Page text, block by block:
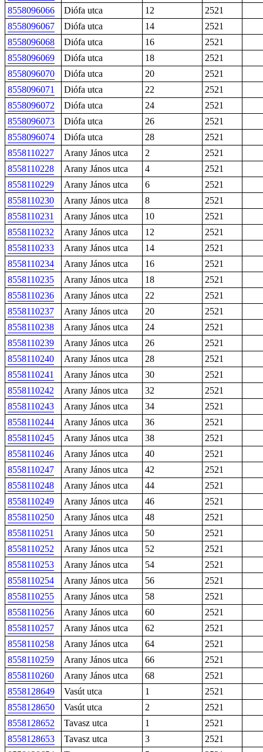
8558096066
Diófa utca 12
2521
8558096067
Diófa utca 14
2521
8558096068
Diófa utca 16
2521
8558096069
Diófa utca 18
2521
8558096070
Diófa utca 20
2521
8558096071
Diófa utca 22
2521
8558096072
Diófa utca 24
2521
8558096073
Diófa utca 26
2521
8558096074
Diófa utca 28
2521
8558110227
Arany János utca 2
2521
8558110228
Arany János utca 4
2521
8558110229
Arany János utca 6
2521
8558110230
Arany János utca 8
2521
8558110231
Arany János utca 10
2521
8558110232
Arany János utca 12
2521
8558110233
Arany János utca 14
2521
8558110234
Arany János utca 16
2521
8558110235
Arany János utca 18
2521
8558110236
Arany János utca 22
2521
8558110237
Arany János utca 20
2521
8558110238
Arany János utca 24
2521
8558110239
Arany János utca 26
2521
8558110240
Arany János utca 28
2521
8558110241
Arany János utca 30
2521
8558110242
Arany János utca 32
2521
8558110243
Arany János utca 34
2521
8558110244
Arany János utca 36
2521
8558110245
Arany János utca 38
2521
8558110246
Arany János utca 40
2521
8558110247
Arany János utca 42
2521
8558110248
Arany János utca 44
2521
8558110249
Arany János utca 46
2521
8558110250
Arany János utca 48
2521
8558110251
Arany János utca 50
2521
8558110252
Arany János utca 52
2521
8558110253
Arany János utca 54
2521
8558110254
Arany János utca 56
2521
8558110255
Arany János utca 58
2521
8558110256
Arany János utca 60
2521
8558110257
Arany János utca 62
2521
8558110258
Arany János utca 64
2521
8558110259
Arany János utca 66
2521
8558110260
Arany János utca 68
2521
8558128649
Vasút utca 1
2521
8558128650
Vasút utca 2
2521
8558128652
Tavasz utca 1
2521
8558128653
Tavasz utca 3
2521